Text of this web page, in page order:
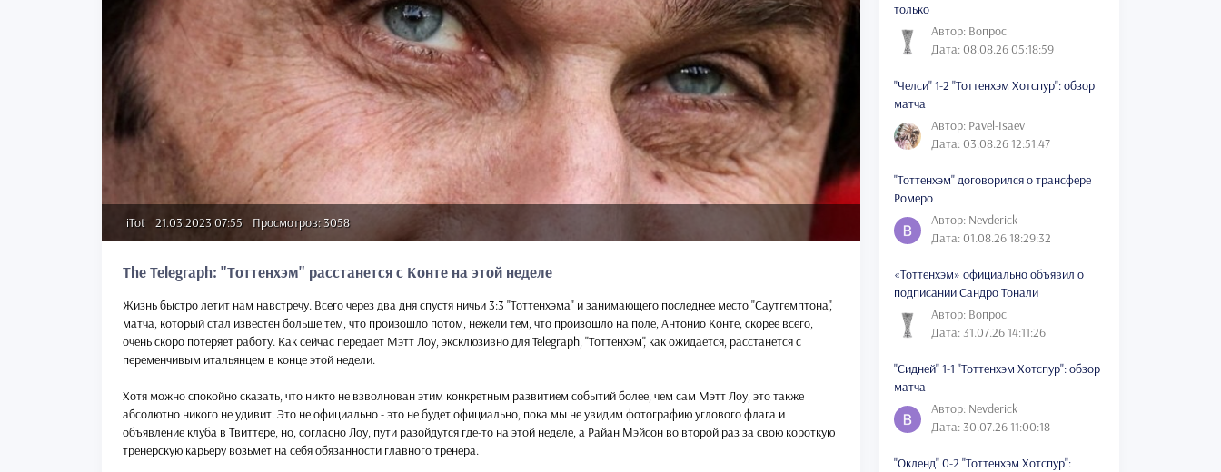
iTot 21.03.2023 07:55 Просмотров: 3058
The Telegraph: "Тоттенхэм" расстанется с Конте на этой неделе
Жизнь быстро летит нам навстречу. Всего через два дня спустя ничьи 3:3 "Тоттенхэма" и занимающего последнее место "Саутгемптона",
матча, который стал известен больше тем, что произошло потом, нежели тем, что произошло на поле, Антонио Конте, скорее всего,
очень скоро потеряет работу. Как сейчас передает Мэтт Лоу, эксклюзивно для Telegraph, "Тоттенхэм", как ожидается, расстанется с
переменчивым итальянцем в конце этой недели.
Хотя можно спокойно сказать, что никто не взволнован этим конкретным развитием событий более, чем сам Мэтт Лоу, это также
абсолютно никого не удивит. Это не официально - это не будет официально, пока мы не увидим фотографию углового флага и
объявление клуба в Твиттере, но, согласно Лоу, пути разойдутся где-то на этой неделе, а Райан Мэйсон во второй раз за свою короткую
тренерскую карьеру возьмет на себя обязанности главного тренера.
только
Автор: Вопрос
Дата: 08.08.26 05:18:59
"Челси" 1-2 "Тоттенхэм Хотспур": обзор
матча
Автор: Pavel-Isaev
Дата: 03.08.26 12:51:47
"Тоттенхэм" договорился о трансфере
Ромеро
Автор: Nevderick
Дата: 01.08.26 18:29:32
«Тоттенхэм» официально объявил о
подписании Сандро Тонали
Автор: Вопрос
Дата: 31.07.26 14:11:26
"Сидней" 1-1 "Тоттенхэм Хотспур": обзор
матча
Автор: Nevderick
Дата: 30.07.26 11:00:18
"Окленд" 0-2 "Тоттенхэм Хотспур":